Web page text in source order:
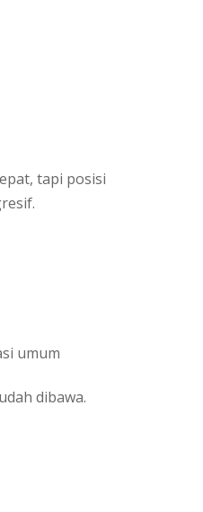
tapi posisi
umum
dibawa.